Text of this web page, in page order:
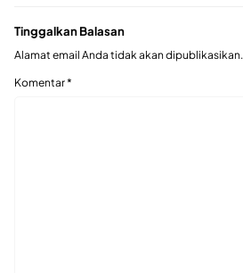
Tinggalkan Balasan
Alamat email Anda tidak akan dipublikasikan.
Komentar*